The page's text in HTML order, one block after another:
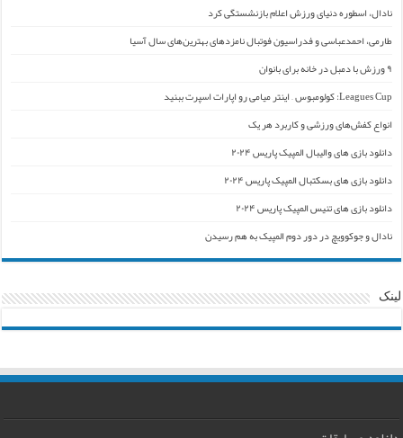
نادال، اسطوره دنیای ورزش اعلام بازنشستگی کرد
طارمی، احمدعباسی و فدراسیون فوتبال نامزدهای بهترین‌های سال آسیا
۹ ورزش با دمبل در خانه برای بانوان
Leagues Cup: کولومبوس – اینتر میامی رو اپارات اسپرت ببنید
انواع کفش‌های ورزشی و کاربرد هر یک
دانلود بازی های والیبال المپیک پاریس ۲۰۲۴
دانلود بازی های بسکتبال المپیک پاریس ۲۰۲۴
دانلود بازی های تنیس المپیک پاریس ۲۰۲۴
نادال و جوکوویچ در دور دوم المپیک به هم رسیدن
لینک